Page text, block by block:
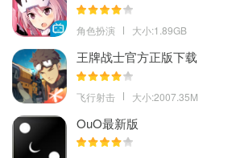
角色扮演 大小:1.89GB
王牌战士官方正版下载
飞行射击 大小:2007.35M
OuO最新版